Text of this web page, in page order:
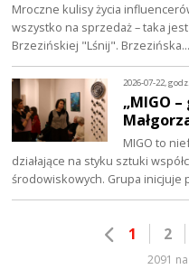
Mroczne kulisy życia
wszystko na sprzedaż – taka
Brzezińskiej "Lśnij". Brzezińska…
2026-07-22,
„MIGO
MIGO to
działające na styku sztuki
środowiskowych. Grupa inicjuje
1 2
2091